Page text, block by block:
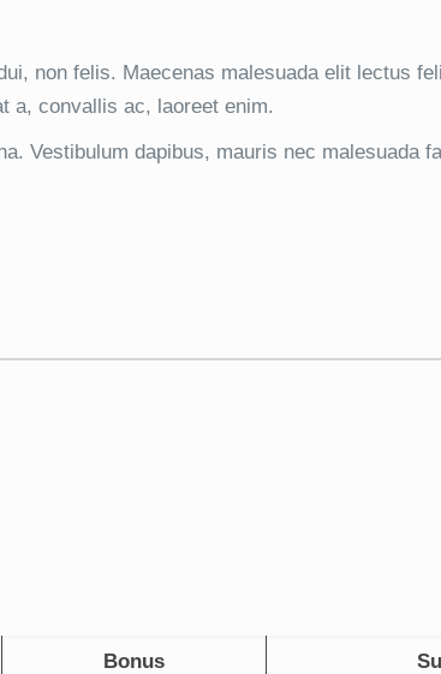
non felis. Maecenas malesuada elit lectus
a, convallis ac, laoreet enim.
Vestibulum dapibus, mauris nec malesuada
Bonus